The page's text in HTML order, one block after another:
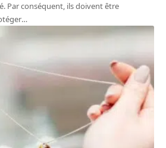
Par conséquent, ils doivent être
…